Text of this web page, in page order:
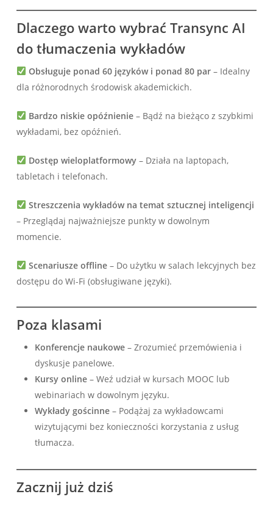
Dlaczego warto wybrać Transync AI
do tłumaczenia wykładów
Obsługuje ponad 60 języków i ponad 80 par– Idealny
dla różnorodnych środowisk akademickich.
Bardzo niskie opóźnienie– Bądź na bieżąco z szybkimi
wykładami, bez opóźnień.
Dostęp wieloplatformowy– Działa na laptopach,
tabletach i telefonach.
Streszczenia wykładów na temat sztucznej inteligencji
– Przeglądaj najważniejsze punkty w dowolnym
momencie.
Scenariusze offline– Do użytku w salach lekcyjnych bez
dostępu do Wi-Fi (obsługiwane języki).
Poza klasami
Konferencje naukowe– Zrozumieć przemówienia i
dyskusje panelowe.
Kursy online– Weź udział w kursach MOOC lub
webinariach w dowolnym języku.
Wykłady gościnne– Podążaj za wykładowcami
wizytującymi bez konieczności korzystania z usług
tłumacza.
Zacznij już dziś